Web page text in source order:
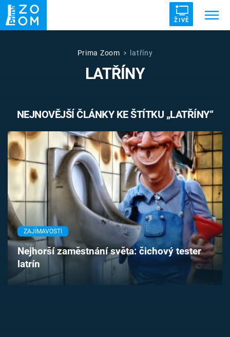
ŽIVĚ
UFO DRUHÁ SVĚTOVÁ VÁLKA
VETŘELCI DÁVNOVĚKU
Témata
Témata
Pořady
TV Program
Časopis
Sledujte prima+
Prima Zoom latříny
LATŘÍNY
NEJNOVĚJŠÍ ČLÁNKY KE ŠTÍTKU „LATŘÍNY“
ZAJÍMAVOSTI
Nejhorší zaměstnání světa: čichový tester
latrín